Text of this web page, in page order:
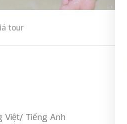
tour
Việt/ Tiếng Anh